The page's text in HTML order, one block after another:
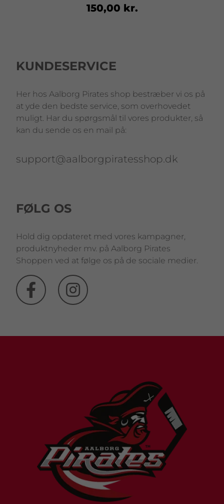
150,00 kr.
KUNDESERVICE
Her hos Aalborg Pirates shop bestræber vi os på
at yde den bedste service, som overhovedet
muligt. Har du spørgsmål til vores produkter, så
kan du sende os en mail på:
support@aalborgpiratesshop.dk
FØLG OS
Hold dig opdateret med vores kampagner,
produktnyheder mv. på Aalborg Pirates
Shoppen ved at følge os på de sociale medier.